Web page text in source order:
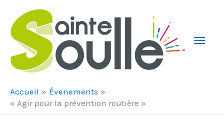
Accueil
Évenements
« Agir pour la prévention routière »